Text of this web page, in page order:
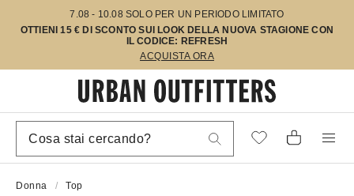
7.08 - 10.08 SOLO PER UN PERIODO LIMITATO
OTTIENI 15 € DI SCONTO SUI LOOK DELLA NUOVA STAGIONE CON
IL CODICE: REFRESH
ACQUISTA ORA
Donna Top